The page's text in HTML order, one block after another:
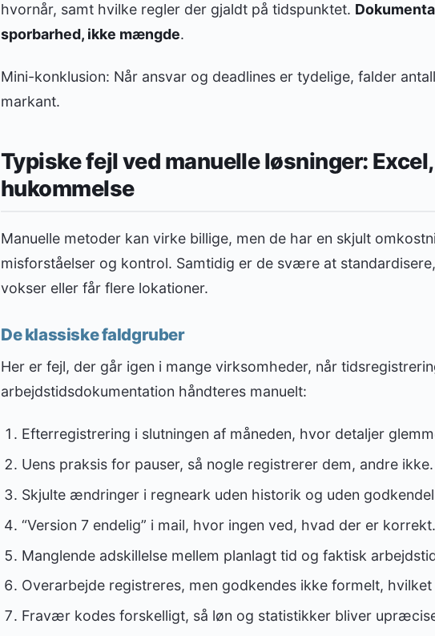
hvornår, samt hvilke regler der gjaldt på tidspunktet.
sporbarhed, ikke mængde.
Mini-konklusion: Når ansvar og deadlines er tydelige, falder
markant.
Typiske fejl ved manuelle løsninger:
hukommelse
Manuelle metoder kan virke billige, men de har en skjult
misforståelser og kontrol. Samtidig er de svære at
vokser eller får flere lokationer.
De klassiske faldgruber
Her er fejl, der går igen i mange virksomheder, når
arbejdstidsdokumentation håndteres manuelt:
Efterregistrering i slutningen af måneden, hvor detaljer
Uens praksis for pauser, så nogle registrerer dem, andre ikke.
Skjulte ændringer i regneark uden historik og uden
“Version 7 endelig” i mail, hvor ingen ved, hvad der er korrekt.
Manglende adskillelse mellem planlagt tid og faktisk
Overarbejde registreres, men godkendes ikke formelt,
Fravær kodes forskelligt, så løn og statistikker bliver